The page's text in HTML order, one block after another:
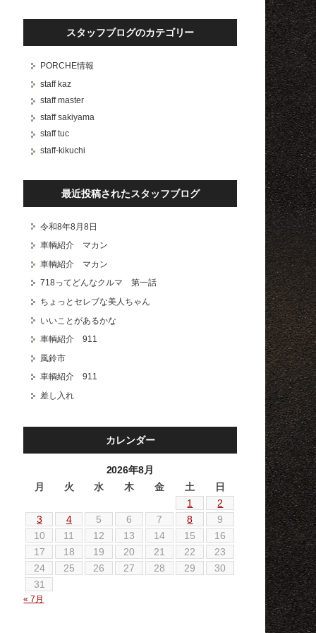
スタッフブログのカテゴリー
PORCHE情報
staff kaz
staff master
staff sakiyama
staff tuc
staff-kikuchi
最近投稿されたスタッフブログ
令和8年8月8日
車輌紹介 マカン
車輌紹介 マカン
718ってどんなクルマ 第一話
ちょっとセレブな美人ちゃん
いいことがあるかな
車輌紹介 911
風鈴市
車輌紹介 911
差し入れ
カレンダー
2026年8月
月
火 水 木 金 土
日
1
2
3
4 5 6 7 8
9
10
11 12 13 14 15
16
17
18 19 20 21 22
23
24
25 26 27 28 29
30
31
« 7月